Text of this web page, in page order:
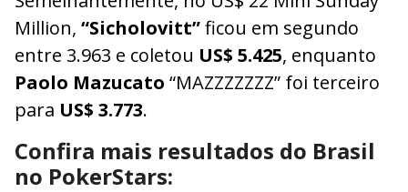
Million, “Sicholovitt”ficou em segundo
entre 3.963 e coletou US$ 5.425, enquanto
Paolo Mazucato “MAZZZZZZZ” foi terceiro
para US$ 3.773.
Confira mais resultados do Brasil
no PokerStars: